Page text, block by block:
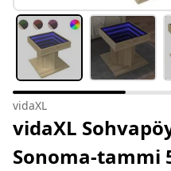
vidaXL
vidaXL
Sonoma-tammi